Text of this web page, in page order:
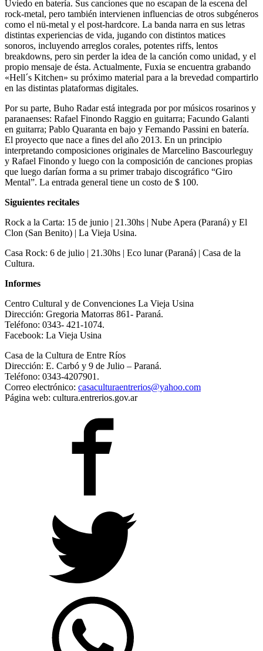
Uviedo en batería. Sus canciones que no escapan de la escena del
rock-metal, pero también intervienen influencias de otros subgéneros
como el nü-metal y el post-hardcore. La banda narra en sus letras
distintas experiencias de vida, jugando con distintos matices
sonoros, incluyendo arreglos corales, potentes riffs, lentos
breakdowns, pero sin perder la idea de la canción como unidad, y el
propio mensaje de ésta. Actualmente, Fuxia se encuentra grabando
«Hell´s Kitchen» su próximo material para a la brevedad compartirlo
en las distintas plataformas digitales.
Por su parte, Buho Radar está integrada por por músicos rosarinos y
paranaenses: Rafael Finondo Raggio en guitarra; Facundo Galanti
en guitarra; Pablo Quaranta en bajo y Fernando Passini en batería.
El proyecto que nace a fines del año 2013. En un principio
interpretando composiciones originales de Marcelino Bascourleguy
y Rafael Finondo y luego con la composición de canciones propias
que luego darían forma a su primer trabajo discográfico “Giro
Mental”. La entrada general tiene un costo de $ 100.
Siguientes recitales
Rock a la Carta: 15 de junio | 21.30hs | Nube Apera (Paraná) y El
Clon (San Benito) | La Vieja Usina.
Casa Rock: 6 de julio | 21.30hs | Eco lunar (Paraná) | Casa de la
Cultura.
Informes
Centro Cultural y de Convenciones La Vieja Usina
Dirección: Gregoria Matorras 861- Paraná.
Teléfono: 0343- 421-1074.
Facebook: La Vieja Usina
Casa de la Cultura de Entre Ríos
Dirección: E. Carbó y 9 de Julio – Paraná.
Teléfono: 0343-4207901.
Correo electrónico: casaculturaentrerios@yahoo.com
Página web: cultura.entrerios.gov.ar